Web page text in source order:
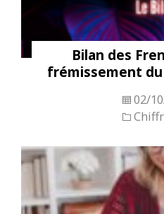
Bilan des
frémissement
02/